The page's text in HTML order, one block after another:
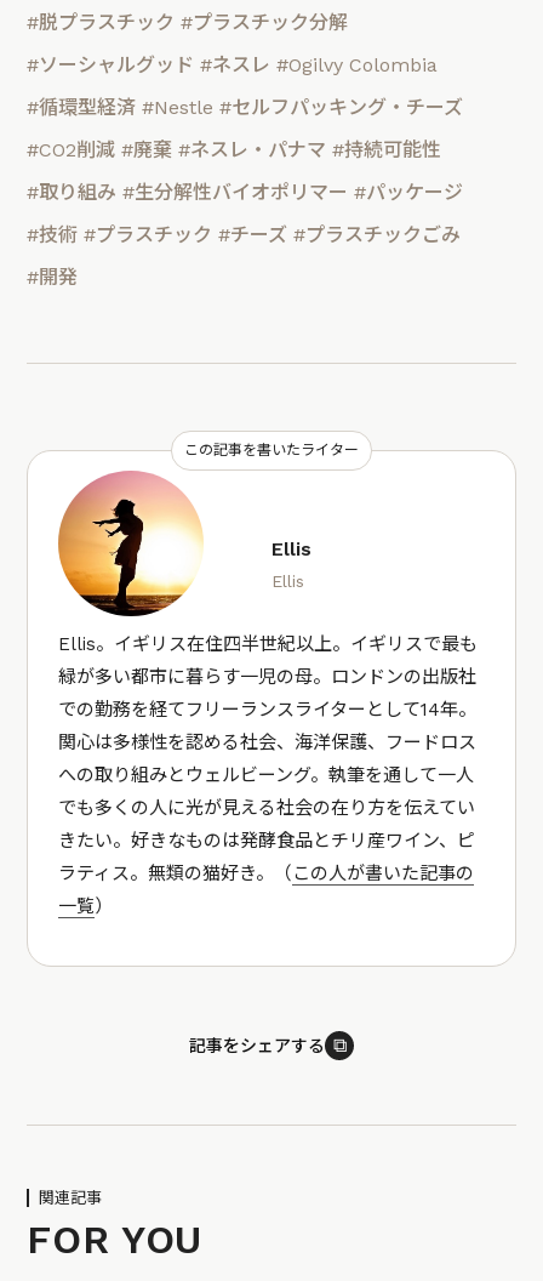
#脱プラスチック #プラスチック分解
#ソーシャルグッド #ネスレ #Ogilvy Colombia
#循環型経済 #Nestle #セルフパッキング・チーズ
#CO2削減 #廃棄 #ネスレ・パナマ #持続可能性
#取り組み #生分解性バイオポリマー #パッケージ
#技術 #プラスチック #チーズ #プラスチックごみ
#開発
この記事を書いたライター
Ellis
Ellis
Ellis。イギリス在住四半世紀以上。イギリスで最も
緑が多い都市に暮らす一児の母。ロンドンの出版社
での勤務を経てフリーランスライターとして14年。
関心は多様性を認める社会、海洋保護、フードロス
への取り組みとウェルビーング。執筆を通して一人
でも多くの人に光が見える社会の在り方を伝えてい
きたい。好きなものは発酵食品とチリ産ワイン、ピ
ラティス。無類の猫好き。（この人が書いた記事の
一覧）
記事をシェアする ⧉
関連記事
FOR YOU